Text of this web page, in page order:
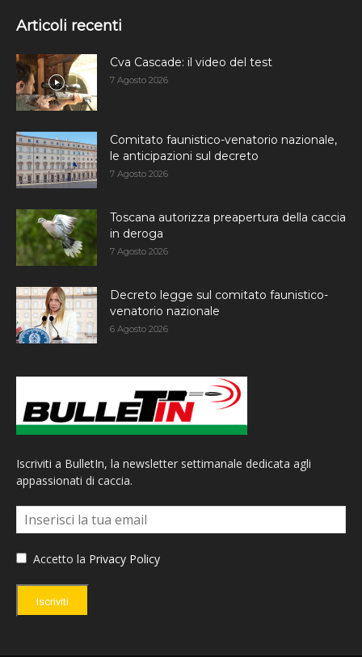
Articoli recenti
Cva Cascade: il video del test
7 Agosto 2026
Comitato faunistico-venatorio nazionale,
le anticipazioni sul decreto
7 Agosto 2026
Toscana autorizza preapertura della caccia
in deroga
7 Agosto 2026
Decreto legge sul comitato faunistico-
venatorio nazionale
6 Agosto 2026
Iscriviti a BulletIn, la newsletter settimanale dedicata agli
appassionati di caccia.
Accetto la Privacy Policy
Iscriviti